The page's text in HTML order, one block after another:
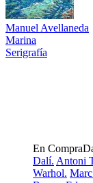
Manuel Avellaneda
Marina
Serigrafía
En
Dalí. Antoni
Warhol.